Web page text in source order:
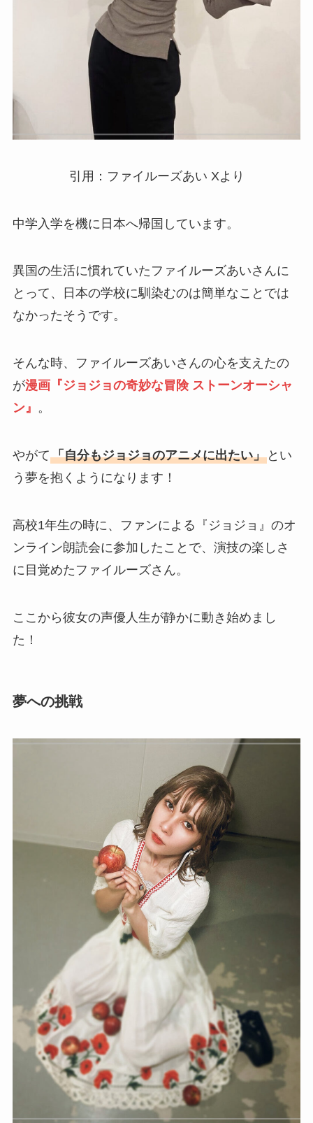
引用：ファイルーズあい Xより
中学入学を機に日本へ帰国しています。
異国の生活に慣れていたファイルーズあいさんに
とって、日本の学校に馴染むのは簡単なことでは
なかったそうです。
そんな時、ファイルーズあいさんの心を支えたの
が漫画『ジョジョの奇妙な冒険 ストーンオーシャ
ン』 。
やがて「自分もジョジョのアニメに出たい」とい
う夢を抱くようになります！
高校1年生の時に、ファンによる『ジョジョ』のオ
ンライン朗読会に参加したことで、演技の楽しさ
に目覚めたファイルーズさん。
ここから彼女の声優人生が静かに動き始めまし
た！
夢への挑戦